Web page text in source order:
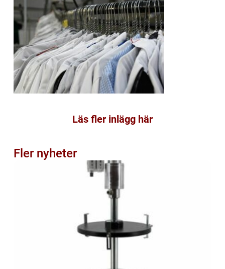
Läs fler inlägg här
Fler nyheter